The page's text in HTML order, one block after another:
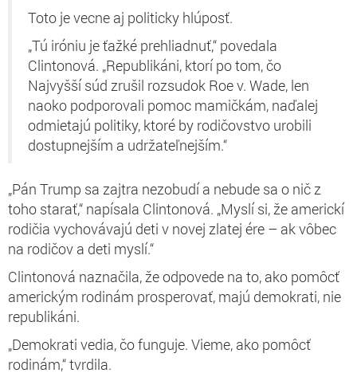
Toto je vecne aj politicky hlúposť.
„Tú iróniu je ťažké prehliadnuť,“ povedala
Clintonová. „Republikáni, ktorí po tom, čo
Najvyšší súd zrušil rozsudok Roe v. Wade, len
naoko podporovali pomoc mamičkám, naďalej
odmietajú politiky, ktoré by rodičovstvo urobili
dostupnejším a udržateľnejším.“
„Pán Trump sa zajtra nezobudí a nebude sa o nič z
toho starať,“ napísala Clintonová. „Myslí si, že americkí
rodičia vychovávajú deti v novej zlatej ére – ak vôbec
na rodičov a deti myslí.“
Clintonová naznačila, že odpovede na to, ako pomôcť
americkým rodinám prosperovať, majú demokrati, nie
republikáni.
„Demokrati vedia, čo funguje. Vieme, ako pomôcť
rodinám,“ tvrdila.